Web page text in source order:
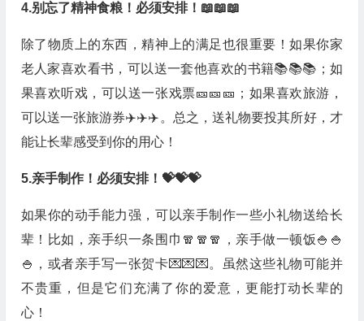
4.别忘了精神食粮！必须安排！📖📖📖
除了物质上的东西，精神上的满足也很重要！如果你家
老人家喜欢看书，可以送一套他喜欢的书籍📚📚📚；如
果喜欢听戏，可以送一张戏票🎫🎫🎫；如果喜欢旅游，
可以送一张旅游券✈️✈️✈️。总之，送礼物要投其所好，才
能让长辈感受到你的用心！
5.亲手制作！必须安排！💝💝💝
如果你的动手能力强，可以亲手制作一些小礼物送给长
辈！比如，亲手织一条围巾🧣🧣🧣，亲手做一顿饭🍚🍚
🍚，或者亲手写一张贺卡💌💌💌。虽然这些礼物可能并
不贵重，但是它们充满了你的爱意，更能打动长辈的
心！